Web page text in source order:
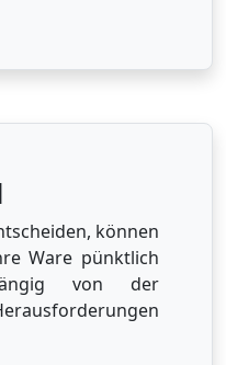
können
Ware pünktlich
von der